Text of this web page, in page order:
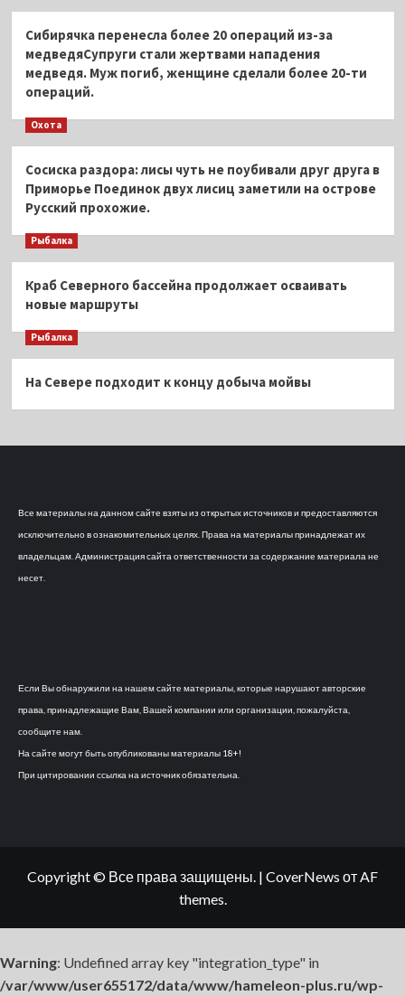
Сибирячка перенесла более 20 операций из-за
медведяСупруги стали жертвами нападения
медведя. Муж погиб, женщине сделали более 20-ти
операций.
Охота
Сосиска раздора: лисы чуть не поубивали друг друга в
Приморье Поединок двух лисиц заметили на острове
Русский прохожие.
Рыбалка
Краб Северного бассейна продолжает осваивать
новые маршруты
Рыбалка
На Севере подходит к концу добыча мойвы
Все материалы на данном сайте взяты из открытых источников и предоставляются
исключительно в ознакомительных целях. Права на материалы принадлежат их
владельцам. Администрация сайта ответственности за содержание материала не
несет.
Если Вы обнаружили на нашем сайте материалы, которые нарушают авторские
права, принадлежащие Вам, Вашей компании или организации, пожалуйста,
сообщите нам.
На сайте могут быть опубликованы материалы 18+!
При цитировании ссылка на источник обязательна.
Copyright © Все права защищены. | CoverNews от AF
themes.
Warning: Undefined array key "integration_type" in
/var/www/user655172/data/www/hameleon-plus.ru/wp-